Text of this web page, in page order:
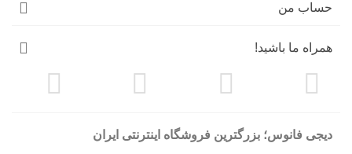
حساب من
همراه ما باشید!
دیجی فانوس؛ بزرگترین فروشگاه اینترنتی ایران